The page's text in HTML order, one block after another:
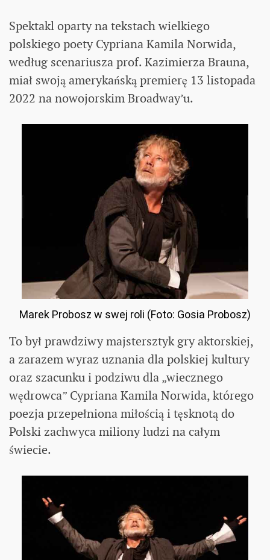
Spektakl oparty na tekstach wielkiego
polskiego poety Cypriana Kamila Norwida,
według scenariusza prof. Kazimierza Brauna,
miał swoją amerykańską premierę 13 listopada
2022 na nowojorskim Broadway’u.
Marek Probosz w swej roli (Foto: Gosia Probosz)
To był prawdziwy majstersztyk gry aktorskiej,
a zarazem wyraz uznania dla polskiej kultury
oraz szacunku i podziwu dla „wiecznego
wędrowca” Cypriana Kamila Norwida, którego
poezja przepełniona miłością i tęsknotą do
Polski zachwyca miliony ludzi na całym
świecie.